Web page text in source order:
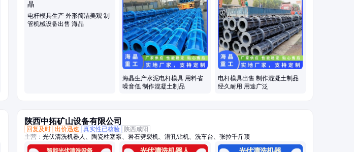
电杆模具生产 外形简洁美观 制
管机械设备出售 海晶
海晶生产水泥电杆模具 用料省
噪音低 制作混凝土制品
电杆模具出售 制作混凝土制品
经久耐用 用途广泛
陕西中拓矿山设备有限公司
回复及时 出价迅速 真实性已核验
陕西咸阳
主营： 光伏清洗机器人、陶瓷柱塞泵、岩石劈裂机、潜孔钻机、洗车台、张拉千斤顶